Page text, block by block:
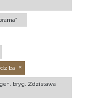
bryg. Zdzisława